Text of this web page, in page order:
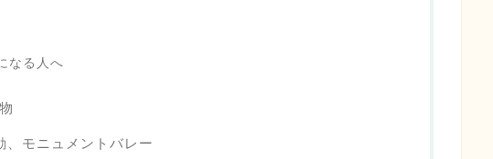
なる人へ
、モニュメントバレー